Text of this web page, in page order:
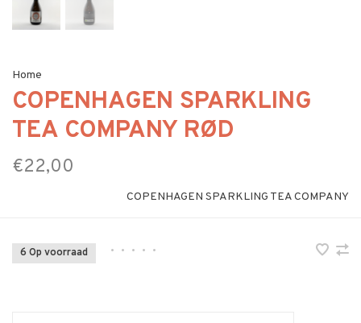
Home
COPENHAGEN SPARKLING
TEA COMPANY RØD
€22,00
COPENHAGEN SPARKLING TEA COMPANY
6 Op voorraad • • • • •